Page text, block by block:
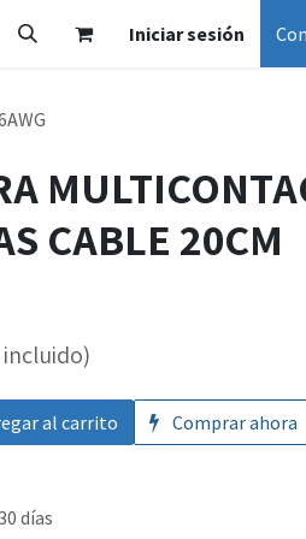
Iniciar sesión
CABLE 20CM
al carrito Comprar ahora
días